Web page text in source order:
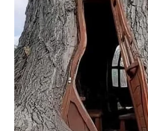
WN
LABUHANBATU
WN
TAPANULI
TENGAH
WN DELI